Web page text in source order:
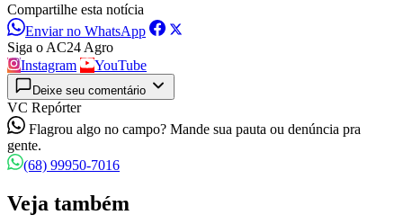
Compartilhe esta notícia
Enviar no WhatsApp
Siga o AC24 Agro
Instagram
YouTube
Deixe seu comentário
VC Repórter
Flagrou algo no campo? Mande sua pauta ou denúncia pra
gente.
(68) 99950-7016
Veja também